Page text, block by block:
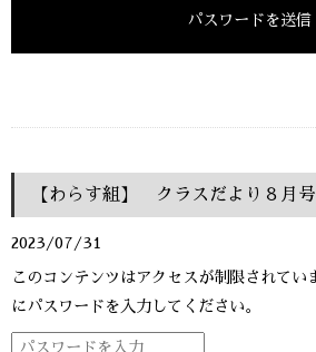
【わらす組】 クラスだより８月号
2023/07/31
このコンテンツはアクセスが制限されてい
にパスワードを入力してください。